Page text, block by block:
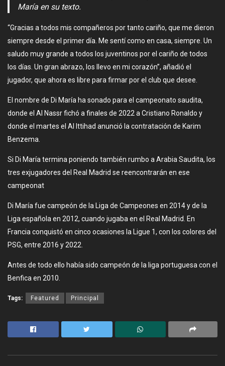
María en su texto.
“Gracias a todos mis compañeros por tanto cariño, que me dieron
siempre desde el primer día. Me sentí como en casa, siempre. Un
saludo muy grande a todos los juventinos por el cariño de todos
los días. Un gran abrazo, los llevo en mi corazón”, añadió el
jugador, que ahora es libre para firmar por el club que desee.
El nombre de Di María ha sonado para el campeonato saudita,
donde el Al Nassr fichó a finales de 2022 a Cristiano Ronaldo y
donde el martes el Al Ittihad anunció la contratación de Karim
Benzema.
Si Di María termina poniendo también rumbo a Arabia Saudita, los
tres exjugadores del Real Madrid se reencontrarán en ese
campeonat
Di María fue campeón de la Liga de Campeones en 2014 y de la
Liga española en 2012, cuando jugaba en el Real Madrid. En
Francia conquistó en cinco ocasiones la Ligue 1, con los colores del
PSG, entre 2016 y 2022.
Antes de todo ello había sido campeón de la liga portuguesa con el
Benfica en 2010.
Tags: Featured Principal